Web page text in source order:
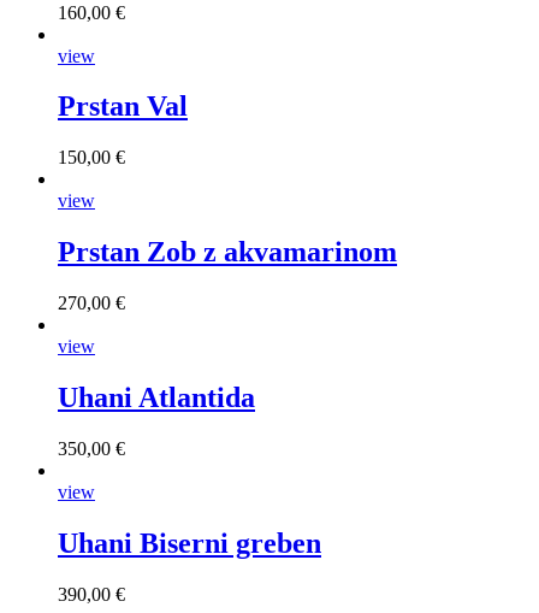
160,00 €
view
Prstan Val
150,00 €
view
Prstan Zob z akvamarinom
270,00 €
view
Uhani Atlantida
350,00 €
view
Uhani Biserni greben
390,00 €